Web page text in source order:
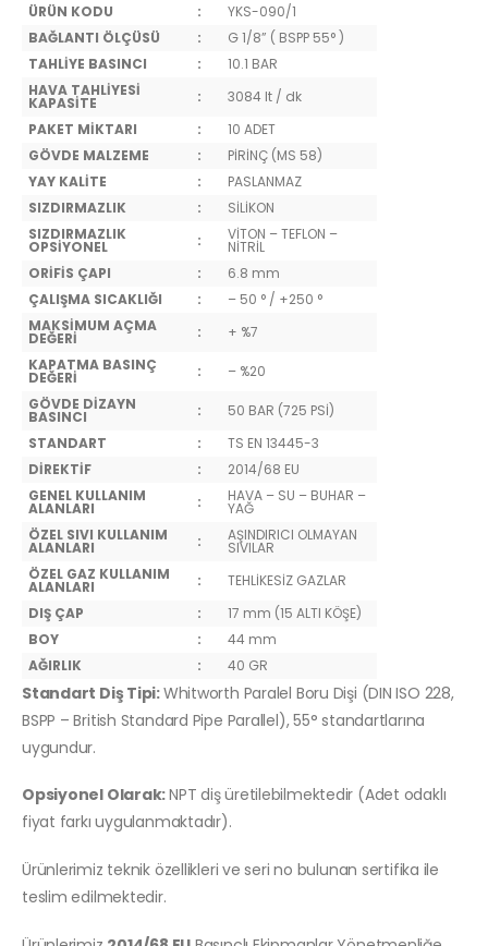
ÜRÜN KODU :
YKS-090/1
BAĞLANTI ÖLÇÜSÜ
:
G 1/8” ( BSPP 55° )
TAHLİYE BASINCI
:
10.1 BAR
HAVA TAHLİYESİ
KAPASİTE :
3084 lt / dk
PAKET MİKTARI
:
10 ADET
GÖVDE MALZEME
:
PİRİNÇ (MS 58)
YAY KALİTE
:
PASLANMAZ
SIZDIRMAZLIK
:
SİLİKON
SIZDIRMAZLIK
OPSİYONEL : VİTON – TEFLON –
NİTRİL
ORİFİS ÇAPI
:
6.8 mm
ÇALIŞMA SICAKLIĞI
:
– 50 ° / +250 °
MAKSİMUM AÇMA
DEĞERİ :
+ %7
KAPATMA BASINÇ
DEĞERİ :
– %20
GÖVDE DİZAYN
BASINCI :
50 BAR (725 PSİ)
STANDART
:
TS EN 13445-3
DİREKTİF
:
2014/68 EU
GENEL KULLANIM
ALANLARI : HAVA – SU – BUHAR –
YAĞ
ÖZEL SIVI KULLANIM
ALANLARI : AŞINDIRICI OLMAYAN
SIVILAR
ÖZEL GAZ KULLANIM
ALANLARI :
TEHLİKESİZ GAZLAR
DIŞ ÇAP
:
17 mm (15 ALTI KÖŞE)
BOY
:
44 mm
AĞIRLIK
: 40 GR
Standart Diş Tipi:Whitworth Paralel Boru Dişi (DIN ISO 228,
BSPP – British Standard Pipe Parallel), 55° standartlarına
uygundur.
Opsiyonel Olarak:NPT diş üretilebilmektedir (Adet odaklı
fiyat farkı uygulanmaktadır).
Ürünlerimiz teknik özellikleri ve seri no bulunan sertifika ile
teslim edilmektedir.